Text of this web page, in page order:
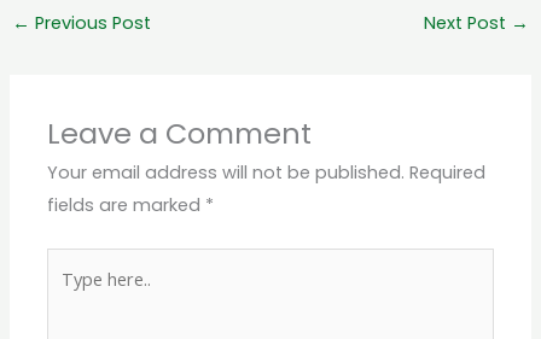
← Previous Post Next Post →
Leave a Comment
Your email address will not be published. Required
fields are marked *
here..